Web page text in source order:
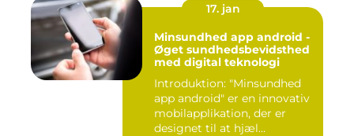
17. jan
Minsundhed app android -
Øget sundhedsbevidsthed
med digital teknologi
Introduktion: "Minsundhed
app android" er en innovativ
mobilapplikation, der er
designet til at hjæl...